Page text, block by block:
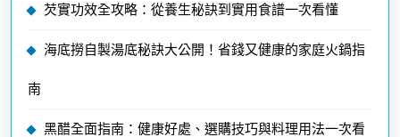
芡實功效全攻略：從養生秘訣到實用食譜一次看懂
海底撈自製湯底秘訣大公開！省錢又健康的家庭火鍋指
南
黑醋全面指南：健康好處、選購技巧與料理用法一次看